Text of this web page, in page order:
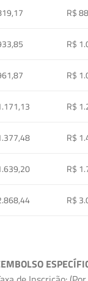
R$
R$
R$
R$
R$
R$
R$